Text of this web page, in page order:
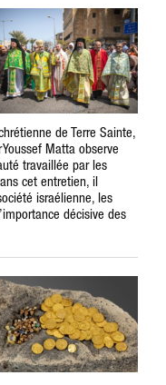
de Terre Sainte,
Matta observe
travaillée par les
cet entretien, il
israélienne, les
décisive des